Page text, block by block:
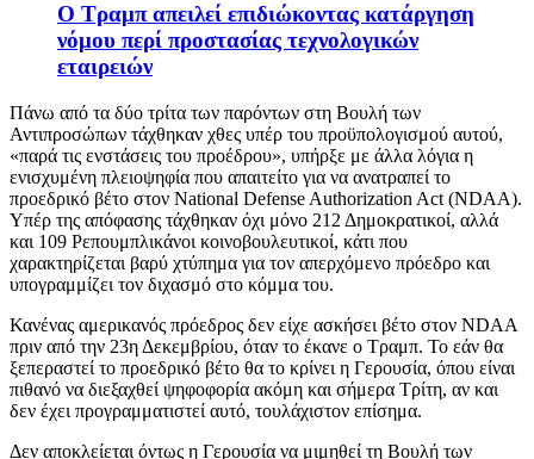
O Τραμπ απειλεί επιδιώκοντας κατάργηση
νόμου περί προστασίας τεχνολογικών
εταιρειών
Πάνω από τα δύο τρίτα των παρόντων στη Βουλή των
Αντιπροσώπων τάχθηκαν χθες υπέρ του προϋπολογισμού αυτού,
«παρά τις ενστάσεις του προέδρου», υπήρξε με άλλα λόγια η
ενισχυμένη πλειοψηφία που απαιτείτο για να ανατραπεί το
προεδρικό βέτο στον National Defense Authorization Act (NDAA).
Υπέρ της απόφασης τάχθηκαν όχι μόνο 212 Δημοκρατικοί, αλλά
και 109 Ρεπουμπλικάνοι κοινοβουλευτικοί, κάτι που
χαρακτηρίζεται βαρύ χτύπημα για τον απερχόμενο πρόεδρο και
υπογραμμίζει τον διχασμό στο κόμμα του.
Κανένας αμερικανός πρόεδρος δεν είχε ασκήσει βέτο στον NDAA
πριν από την 23η Δεκεμβρίου, όταν το έκανε ο Τραμπ. Το εάν θα
ξεπεραστεί το προεδρικό βέτο θα το κρίνει η Γερουσία, όπου είναι
πιθανό να διεξαχθεί ψηφοφορία ακόμη και σήμερα Τρίτη, αν και
δεν έχει προγραμματιστεί αυτό, τουλάχιστον επίσημα.
Δεν αποκλείεται όντως η Γερουσία να μιμηθεί τη Βουλή των